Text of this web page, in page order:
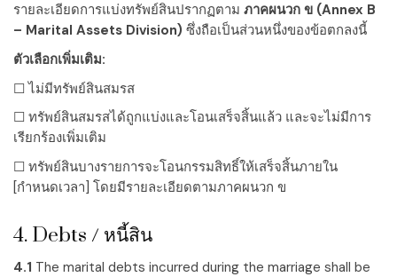
รายละเอียดการแบ่งทรัพย์สินปรากฏตาม ภาคผนวก ข (Annex B
– Marital Assets Division) ซึ่งถือเป็นส่วนหนึ่งของข้อตกลงนี้
ตัวเลือกเพิ่มเติม:
☐ ไม่มีทรัพย์สินสมรส
☐ ทรัพย์สินสมรสได้ถูกแบ่งและโอนเสร็จสิ้นแล้ว และจะไม่มีการ
เรียกร้องเพิ่มเติม
☐ ทรัพย์สินบางรายการจะโอนกรรมสิทธิ์ให้เสร็จสิ้นภายใน
[กำหนดเวลา] โดยมีรายละเอียดตามภาคผนวก ข
4. Debts / หนี้สิน
4.1 The marital debts incurred during the marriage shall be